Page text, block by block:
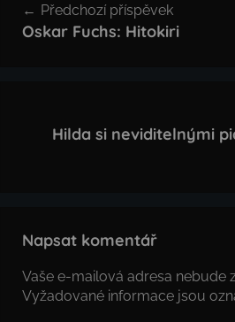
pro
Předchozí příspěvek
Oskar Fuchs: Hitokiri
Hilda si neviditelnými
Napsat komentář
Vaše e-mailová adresa nebude
Vyžadované informace jsou